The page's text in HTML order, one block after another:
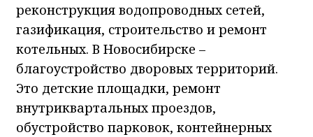
реконструкция водопроводных сетей,
газификация, строительство и ремонт
котельных. В Новосибирске –
благоустройство дворовых территорий.
Это детские площадки, ремонт
внутриквартальных проездов,
обустройство парковок, контейнерных